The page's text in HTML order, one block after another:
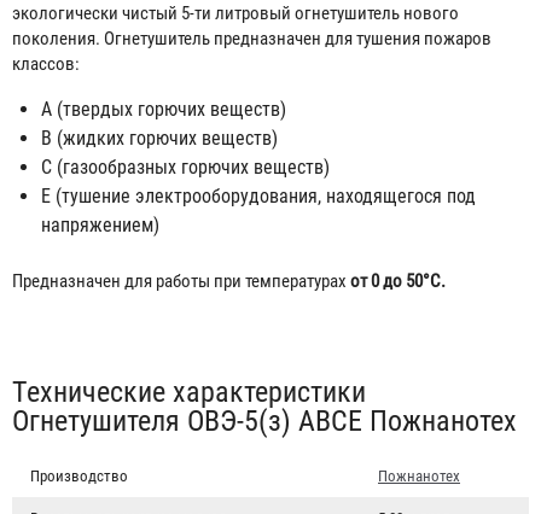
экологически чистый 5-ти литровый огнетушитель нового
поколения. Огнетушитель предназначен для тушения пожаров
классов:
А (твердых горючих веществ)
В (жидких горючих веществ)
С (газообразных горючих веществ)
Е (тушение электрооборудования, находящегося под
напряжением)
Предназначен для работы при температурах от 0 до 50°C.
Табы
Технические характеристики
Огнетушителя ОВЭ-5(з) АВСЕ Пожнанотех
Производство Пожнанотех